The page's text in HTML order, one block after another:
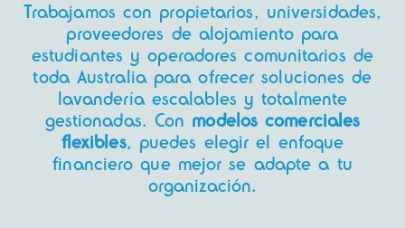
Trabajamos con propietarios, universidades,
proveedores de alojamiento para
estudiantes y operadores comunitarios de
toda Australia para ofrecer soluciones de
lavandería escalables y totalmente
gestionadas. Con modelos comerciales
flexibles, puedes elegir el enfoque
financiero que mejor se adapte a tu
organización.